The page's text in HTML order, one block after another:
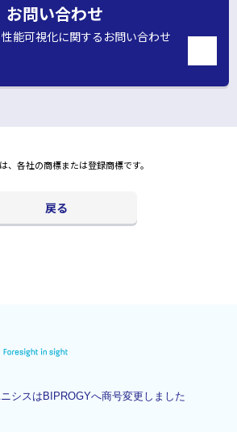
お問い合わせ
能可視化に関するお問い合わせ
、各社の商標または登録商標です。
戻る
シスはBIPROGYへ商号変更しました